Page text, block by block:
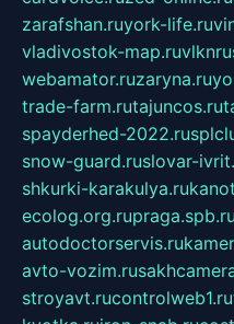
zarafshan.ruyork-life.ru
vladivostok-map.ru
webamator.ruzaryna.ru
trade-farm.rutajuncos.ru
spayderhed-2022.ru
snow-guard.ruslovar-
shkurki-karakulya.ru
ecolog.org.rupraga.spb.ru
autodoctorservis.ru
avto-vozim.ru
stroyavt.rucontrolweb1.ru